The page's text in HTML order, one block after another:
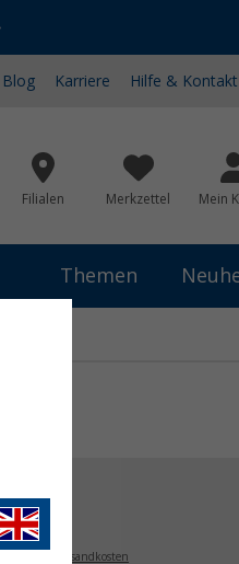
Top-
Blog Karriere Hilfe & Kontakt
Filialen Merkzettel Mein
Themen
zzgl. Versandkosten